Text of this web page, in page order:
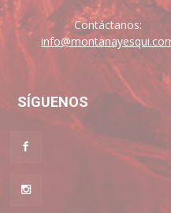
Contáctanos:
SÍGUENOS